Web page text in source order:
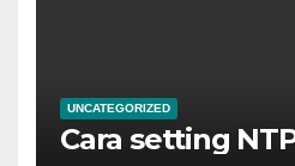
UNCATEGORIZED
Cara setting